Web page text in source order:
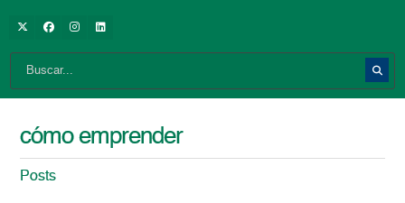
cómo emprender
Posts